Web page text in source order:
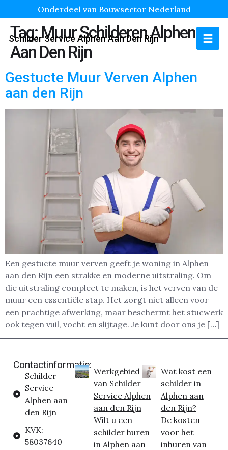
Onderdeel van Bouwsector Nederland
Schilder Service Alphen Aan Den Rijn
Tag:Muur Schilderen Alphen
Aan Den Rijn
Gestucte Muur Verven Alphen
aan den Rijn
Een gestucte muur verven geeft je woning in Alphen
aan den Rijn een strakke en moderne uitstraling. Om
die uitstraling compleet te maken, is het verven van de
muur een essentiële stap. Het zorgt niet alleen voor
een prachtige afwerking, maar beschermt het stucwerk
ook tegen vuil, vocht en slijtage. Je kunt door ons je […]
Contactinformatie:
Schilder
Service
Alphen aan
den Rijn
KVK:
58037640
Werkgebied
van Schilder
Service Alphen
aan den Rijn
Wilt u een
schilder huren
in Alphen aan
Wat kost een
schilder in
Alphen aan
den Rijn?
De kosten
voor het
inhuren van